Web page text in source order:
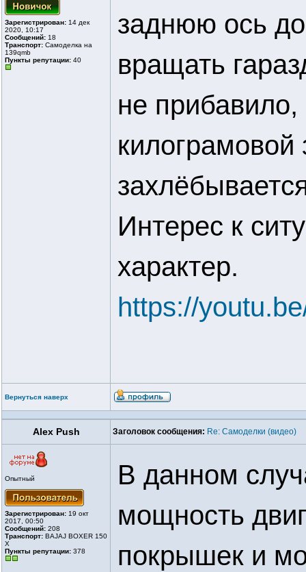
Зарегистрирован: 14 дек
2020, 10:17
Сообщений: 18
Транспорт: Самоделка на
139qmb
Пункты репутации: 40
заднюю ось
вращать
не прибавило,
Интерес к
характер.
https://
Вернуться наверх
Alex Push Заголовок сообщения: Re: Самоделки (видео)
Опытный
Зарегистрирован: 19 окт
2017, 00:50
Сообщений: 208
Транспорт: BAJAJ BOXER 150
X
Пункты репутации: 378
В данном
мощность
покрышек и